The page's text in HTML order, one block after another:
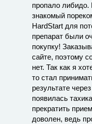
пропало либидо.
знакомый
HardStart для
препарат были
покупку!
сайте, поэтому
нет. Так как я
то стал
результате
появилась
прекратить
доволен, ведь